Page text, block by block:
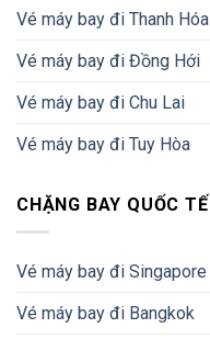
Vé máy bay đi Thanh Hóa
Vé máy bay đi Đồng Hới
Vé máy bay đi Chu Lai
Vé máy bay đi Tuy Hòa
CHẶNG BAY QUỐC TẾ
Vé máy bay đi Singapore
Vé máy bay đi Bangkok